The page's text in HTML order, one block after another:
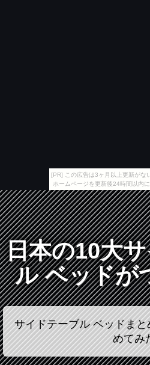
[PR] この広告は3ヶ月以上更新がな
ホームページを更新後24時間以内
日本の10大
ル ベッドが
サイドテーブル ベッドま
めてみ